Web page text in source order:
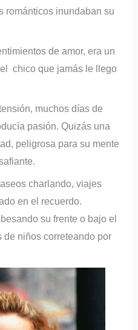
románticos inundaban su
de amor, era un
chico que jamás le llego
muchos días de
pasión. Quizás una
peligrosa para su mente
charlando, viajes
en el recuerdo.
su frente o bajo el
de niños correteando por